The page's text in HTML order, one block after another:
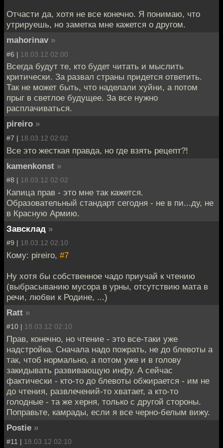
Отчасти да, хотя не все конечно. Я понимаю, что
утрируешь, но заметка мне кажется о другом.
mahorinav »
#6 | 18.03.12 02:00
Всегда будут те, кто будет читать и мыслить
критически. За развал страны придется ответить.
Так не может быть, что наделали хуйни, а потом
прыг в светлое будущее. За все нужно
расплачиваться.
pireiro »
#7 | 18.03.12 02:02
Все это жесткая правда, но где взять рецепт?!
kamenkonst »
#8 | 18.03.12 02:02
Капица прав - это мне так кажется.
Образовательный стандарт сегодня - не в пи...ду, не
в Красную Армию.
Завсклад »
#9 | 18.03.12 02:10
Кому: pireiro, #7
Ну хотя бы собственное чадо приучай к чтению
(выбрасыванию мусора в урны, отсутствию мата в
речи, любви к Родине, ...)
Ratt »
#10 | 18.03.12 02:10
Прав, конечно, но чтение - это все-таки уже
надстройка. Сначала надо пожрать, не до блевоты а
так, чтоб нормально, а потом уже и в голову
закидывать развивающую инфу. А сейчас
фактически - кто-то до блевоты обжирается - им не
до чтения, развлечений-то хватает, а кто-то
голодные - та же херня, только с другой стороны.
Поправьте, камрады, если я все черно-белым вижу.
Postie »
#11 | 18.03.12 02:10